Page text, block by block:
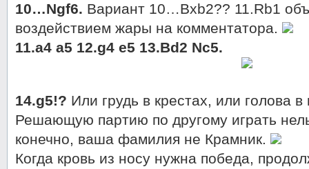
10…Ngf6. Вариант 10…Bxb2?? 11.Rb1
воздействием жары на комментатора.
11.a4 a5 12.g4 e5 13.Bd2 Nc5.
14.g5!? Или грудь в крестах, или голова
Решающую партию по другому играть
конечно, ваша фамилия не Крамник.
Когда кровь из носу нужна победа,